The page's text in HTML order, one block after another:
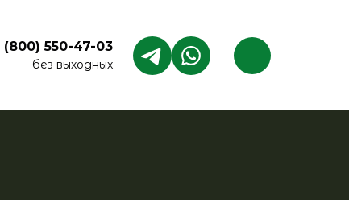
(800) 550-47-03
без выходных